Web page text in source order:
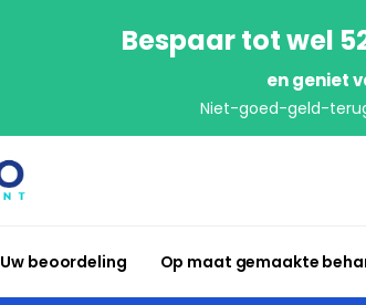
Bespaar tot wel
en geniet
Niet-goed-geld-
Uw beoordeling Op maat gemaakte